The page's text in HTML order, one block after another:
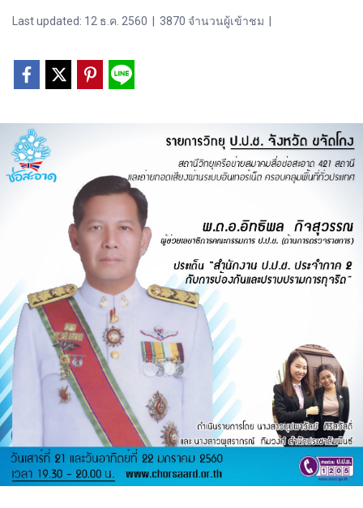
Last updated: 12 ธ.ค. 2560 3870 จำนวนผู้เข้าชม